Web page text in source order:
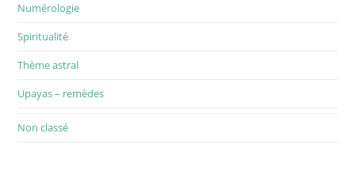
Numérologie
Spiritualité
Thème astral
Upayas – remèdes
Non classé